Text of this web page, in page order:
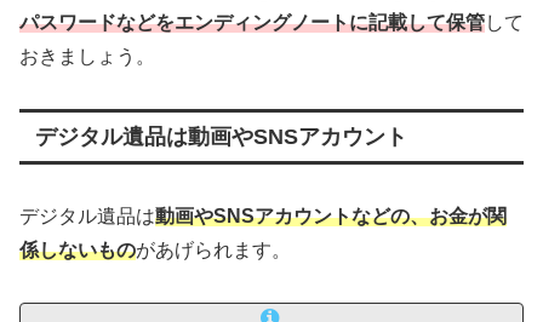
パスワードなどをエンディングノートに記載して保管して
おきましょう。
デジタル遺品は動画やSNSアカウント
デジタル遺品は動画やSNSアカウントなどの、お金が関
係しないものがあげられます。